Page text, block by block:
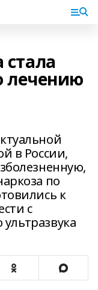
лечению
в России,
по
к
с